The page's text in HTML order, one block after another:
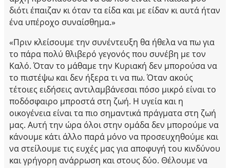
διότι έπαιζαν κι όταν τα είδα και με είδαν κι αυτά ήταν
ένα υπέροχο συναίσθημα.»
«Πριν κλείσουμε την συνέντευξη θα ήθελα να πω για
το πάρα πολύ θλιβερό γεγονός που συνέβη με τον
Καλό. Όταν το μάθαμε την Κυριακή δεν μπορούσα να
το πιστέψω και δεν ήξερα τι να πω. Όταν ακούς
τέτοιες ειδήσεις αντιλαμβάνεσαι πόσο μικρό είναι το
ποδόσφαιρο μπροστά στη ζωή. Η υγεία και η
οικογένεια είναι τα πιο σημαντικά πράγματα στη ζωή
μας. Αυτή την ώρα όλοι στην ομάδα δεν μπορούμε να
κάνουμε κάτι άλλο παρά μόνο να προσευχηθούμε και
να στείλουμε τις ευχές μας για αποφυγή του κινδύνου
και γρήγορη ανάρρωση και στους δύο. Θέλουμε να